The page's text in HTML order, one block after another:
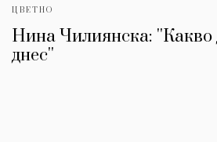
ЦВЕТНО
Нина Чилиянска: ''Какво
днес''